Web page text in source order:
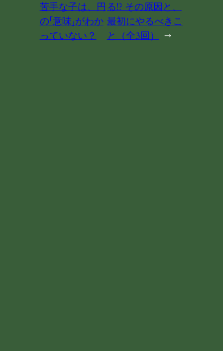
苦手な子は、円
の「意味」がわか
っていない？
る!? その原因と、
最初にやるべきこ
と（全3回） →